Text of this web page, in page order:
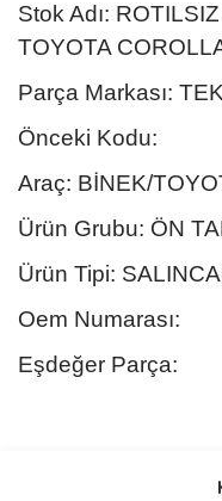
Stok Adı:
TOYOTA
Parça Markası:
Önceki Kodu:
Araç: BİNEK/
Ürün Grubu: ÖN
Ürün Tipi:
Oem Numarası:
Eşdeğer Parça:
Bu